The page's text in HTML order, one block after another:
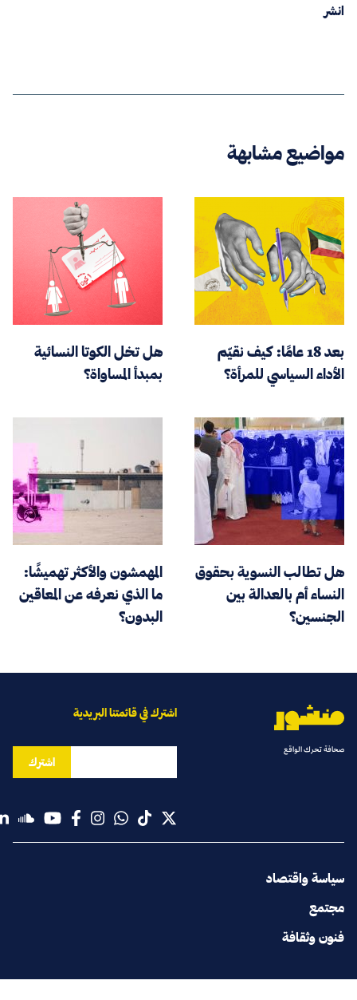
انشر
مواضيع مشابهة
بعد 18 عامًا: كيف نقيّم
الأداء السياسي للمرأة؟
هل تخل الكوتا النسائية
بمبدأ المساواة؟
هل تطالب النسوية بحقوق
النساء أم بالعدالة بين
الجنسين؟
المهمشون والأكثر تهميشًا:
ما الذي نعرفه عن المعاقين
البدون؟
صحافة تحرك الواقع
سياسة واقتصاد
مجتمع
فنون وثقافة
اشترك في قائمتنا البريدية
اشترك